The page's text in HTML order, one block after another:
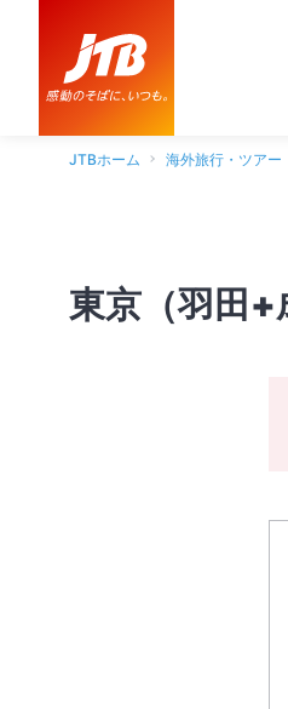
JTBホーム 海外旅行・ツアー
東京（羽田+